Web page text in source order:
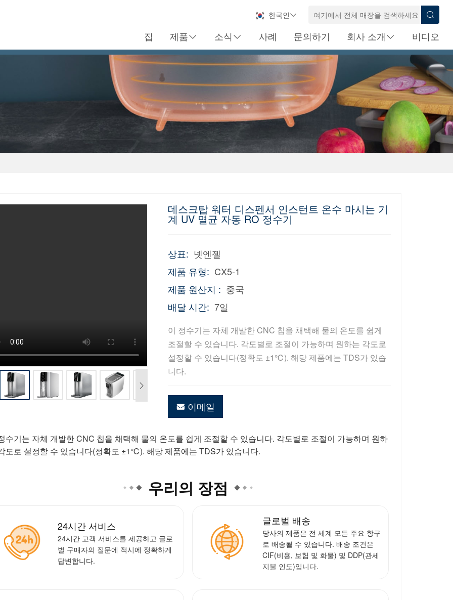
한국인
집 제품 소식 사례 문의하기 회사 소개 비디오
데스크탑 워터 디스펜서 인스턴트 온수 마시는 기
계 UV 멸균 자동 RO 정수기
상표: 넷엔젤
제품 유형: CX5-1
제품 원산지 : 중국
배달 시간: 7일
이 정수기는 자체 개발한 CNC 칩을 채택해 물의 온도를 쉽게
조절할 수 있습니다. 각도별로 조절이 가능하며 원하는 각도로
설정할 수 있습니다(정확도 ±1℃). 해당 제품에는 TDS가 있습
니다.
이메일
수기는 자체 개발한 CNC 칩을 채택해 물의 온도를 쉽게 조절할 수 있습니다. 각도별로 조절이 가능하며 원하
도로 설정할 수 있습니다(정확도 ±1℃). 해당 제품에는 TDS가 있습니다.
우리의 장점
24시간 서비스
24시간 고객 서비스를 제공하고 글로
벌 구매자의 질문에 적시에 정확하게
답변합니다.
글로벌 배송
당사의 제품은 전 세계 모든 주요 항구
로 배송될 수 있습니다. 배송 조건은
CIF(비용, 보험 및 화물) 및 DDP(관세
지불 인도)입니다.